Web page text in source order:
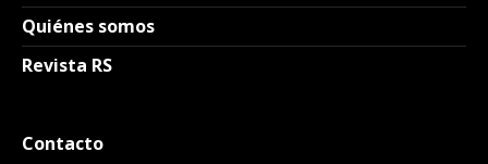
Quiénes somos
Revista RS
Contacto